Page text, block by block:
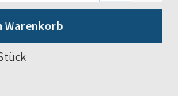
Warenkorb